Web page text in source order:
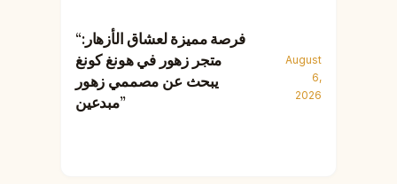
“فرصة مميزة لعشاق الأزهار:
متجر زهور في هونغ كونغ
يبحث عن مصممي زهور
مبدعين”
August
6,
2026